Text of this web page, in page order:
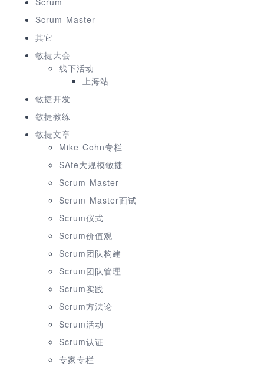
Scrum Master
其它
敏捷大会
线下活动
上海站
敏捷开发
敏捷教练
敏捷文章
Mike Cohn专栏
SAfe大规模敏捷
Scrum Master
Scrum Master面试
Scrum仪式
Scrum价值观
Scrum团队构建
Scrum团队管理
Scrum实践
Scrum方法论
Scrum活动
Scrum认证
专家专栏